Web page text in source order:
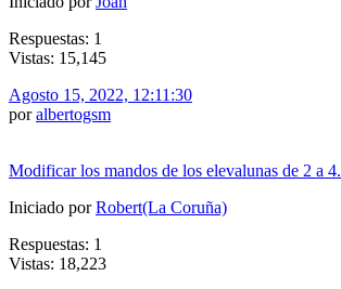
Respuestas: 1
Vistas: 15,145
Agosto 15, 2022, 12:11:30
poralbertogsm
Modificar los mandos de los elevalunas de 2 a 4.
Iniciado porRobert(La Coruña)
Respuestas: 1
Vistas: 18,223